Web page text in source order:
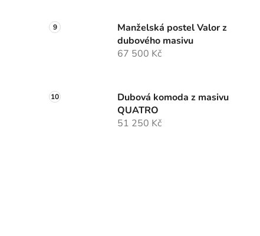
Manželská postel Valor z
dubového masivu
67 500 Kč
Dubová komoda z masivu
QUATRO
51 250 Kč